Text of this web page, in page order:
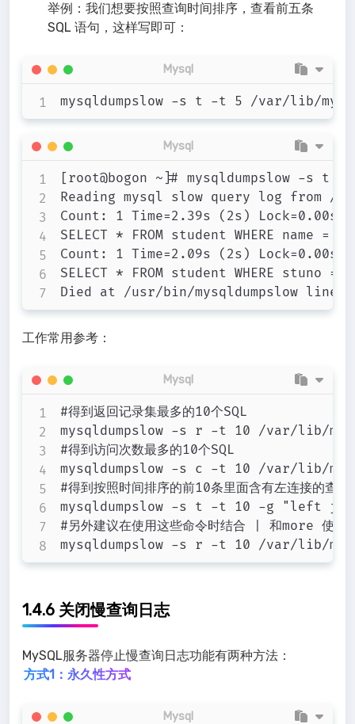
举例：我们想要按照查询时间排序，查看前五条
SQL 语句，这样写即可：
Mysql
[root@bogon ~]# mysqldumpslow -s
Reading mysql slow query log from /
Count: 1 Time=2.39s (2s)
SELECT * FROM student WHERE name =
Count: 1 Time=2.09s (2s)
SELECT * FROM student WHERE stuno = N
Mysql
工作常用参考：
#得到返回记录集最多的10个SQL
mysqldumpslow -s r -t 10 /var/lib/
#得到访问次数最多的10个SQL
mysqldumpslow -s c -t 10 /var/lib/
#得到按照时间排序的前10条里面含有左连接的查询
mysqldumpslow -s t -t 10 -g "left
#另外建议在使用这些命令时结合 | 和more 使用
Mysql
1.4.6 关闭慢查询日志
MySQL服务器停止慢查询日志功能有两种方法：
方式1：永久性方式
Mysql